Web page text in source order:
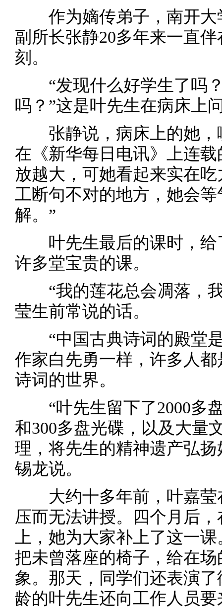
作为嫡传弟子，南开大
副所长张静20多年来一直
刻。
“发现什么好学生了吗？
吗？”这是叶先生在病床上
张静说，病床上的她，
在《新华每日电讯》上连
放越大，可她看起来实在
工断句不对的地方，她会
解。”
叶先生最后的课时，给
许多堂宝贵的课。
“我的莲花总会凋落，我
莹生前常说的话。
“中国古典诗词的殿堂是
作家白先勇一样，许多人
诗词的世界。
“叶先生留下了2000多盘
和300多盘光碟，以及大量
理，将先生的精神遗产弘
锡龙说。
大约十多年前，叶嘉莹
压而无法讲授。四个月后
上，她为大家补上了这一
把未曾落座的椅子，给在
象。那天，同学们还表演
龄的叶先生还向工作人员